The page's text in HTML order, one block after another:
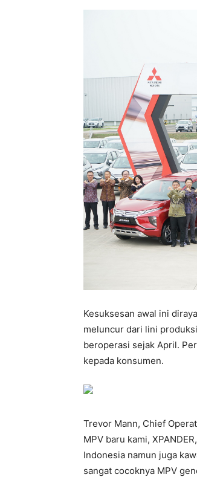
Kesuksesan awal ini
meluncur dari lini
beroperasi sejak April.
kepada konsumen.
Trevor Mann, Chief
MPV baru kami,
Indonesia namun juga
sangat cocoknya MPV